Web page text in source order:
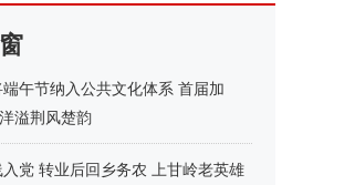
午节纳入公共文化体系 首届加
溢荆风楚韵
党 转业后回乡务农 上甘岭老英雄